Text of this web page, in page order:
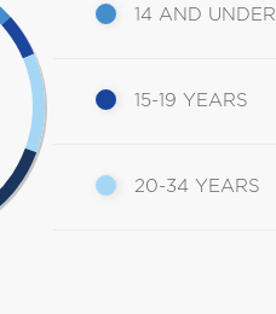
14 AND UNDER
15-19 YEARS
20-34 YEARS